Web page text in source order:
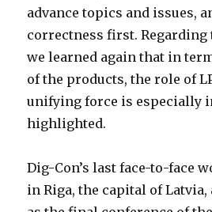
advance topics and issues,
correctness first.
we learned again that in
of the products, the role of
unifying force is especially
highlighted.
Dig-Con’s last face-to-face
in Riga, the capital of Latvia,